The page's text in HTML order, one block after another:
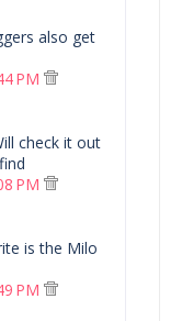
also get
PM
check it out
PM
is the Milo
PM